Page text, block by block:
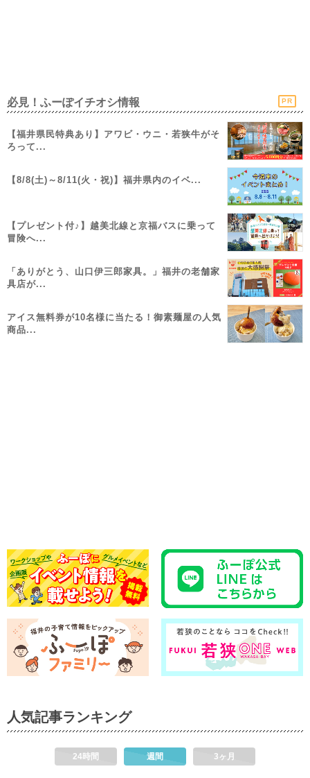
必見！ふーぽイチオシ情報 PR
【福井県民特典あり】アワビ・ウニ・若狭牛がそ
ろって...
【8/8(土)～8/11(火・祝)】福井県内のイベ...
【プレゼント付♪】越美北線と京福バスに乗って
冒険へ...
「ありがとう、山口伊三郎家具。」福井の老舗家
具店が...
アイス無料券が10名様に当たる！御素麺屋の人気
商品...
人気記事ランキング
24時間 週間 3ヶ月